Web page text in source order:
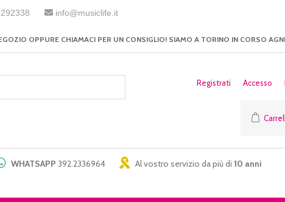
info@musiclife.it
OPPURE CHIAMACI PER UN CONSIGLIO! SIAMO A TORINO IN CORSO
Registrati Accesso
WHATSAPP 392.2336964 Al vostro servizio da più di 10 anni